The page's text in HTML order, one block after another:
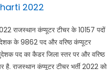
2022
कंप्यूटर टीचर के 10157 पदों
के 9862 पद और वरिष्ठ कंप्यूटर
पद का कैडर जिला स्तर पर और वरिष्ठ
राजस्थान कंप्यूटर टीचर भर्ती 2022 को